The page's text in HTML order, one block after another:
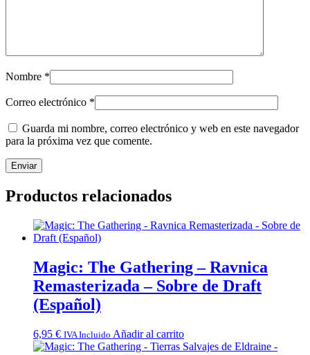
Nombre *
Correo electrónico *
Guarda mi nombre, correo electrónico y web en este navegador
para la próxima vez que comente.
Productos relacionados
Magic: The Gathering – Ravnica
Remasterizada – Sobre de Draft
(Español)
6,95 € IVA Incluido Añadir al carrito